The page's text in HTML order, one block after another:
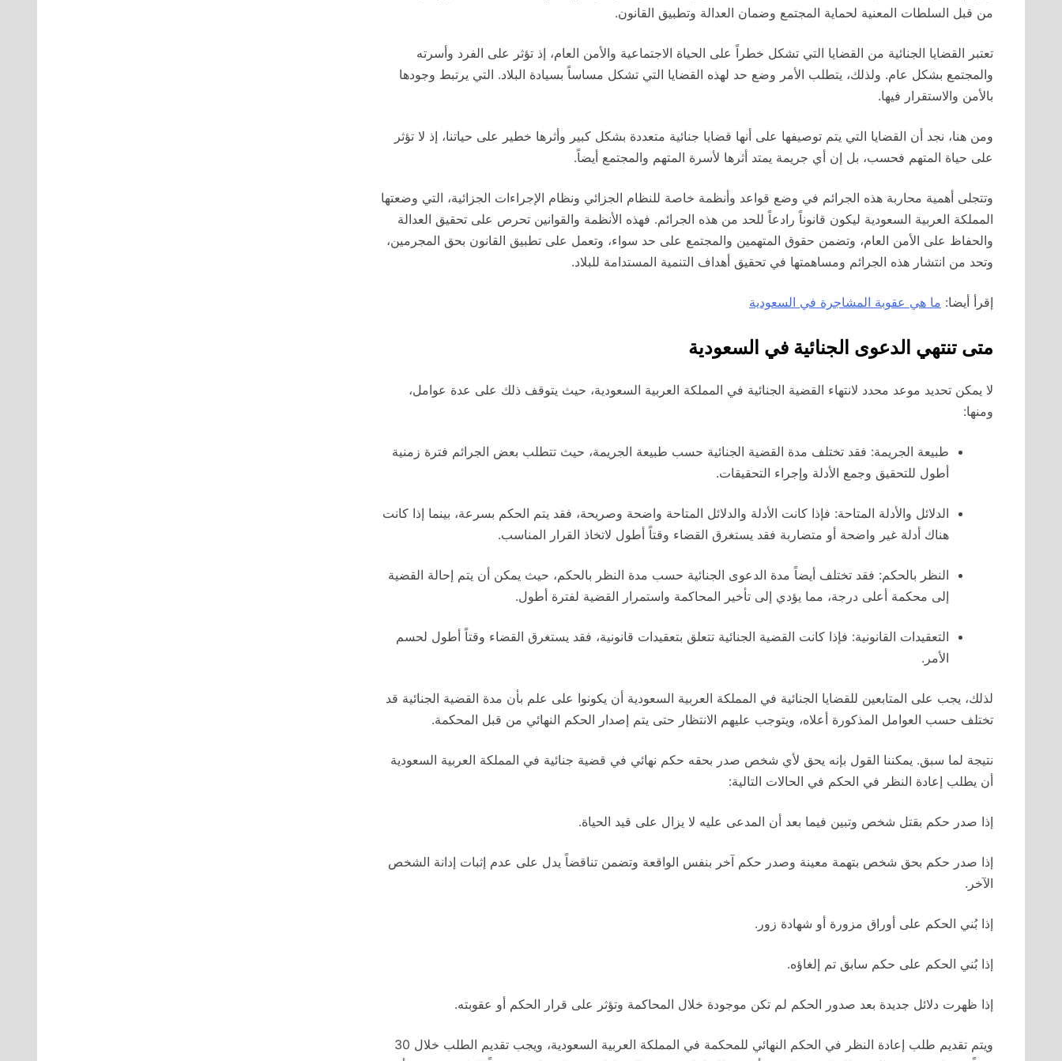
من قبل السلطات المعنية لحماية المجتمع وضمان العدالة وتطبيق القانون.
تعتبر القضايا الجنائية من القضايا التي تشكل خطراً على الحياة الاجتماعية والأمن العام، إذ تؤثر على الفرد وأسرته
والمجتمع بشكل عام. ولذلك، يتطلب الأمر وضع حد لهذه القضايا التي تشكل مساساً بسيادة البلاد. التي يرتبط وجودها
بالأمن والاستقرار فيها.
ومن هنا، نجد أن القضايا التي يتم توصيفها على أنها قضايا جنائية متعددة بشكل كبير وأثرها خطير على حياتنا، إذ لا تؤثر
على حياة المتهم فحسب، بل إن أي جريمة يمتد أثرها لأسرة المتهم والمجتمع أيضاً.
وتتجلى أهمية محاربة هذه الجرائم في وضع قواعد وأنظمة خاصة للنظام الجزائي ونظام الإجراءات الجزائية، التي وضعتها
المملكة العربية السعودية ليكون قانوناً رادعاً للحد من هذه الجرائم. فهذه الأنظمة والقوانين تحرص على تحقيق العدالة
والحفاظ على الأمن العام، وتضمن حقوق المتهمين والمجتمع على حد سواء، وتعمل على تطبيق القانون بحق المجرمين،
وتحد من انتشار هذه الجرائم ومساهمتها في تحقيق أهداف التنمية المستدامة للبلاد.
إقرأ أيضا: ما هي عقوبة المشاجرة في السعودية
متى تنتهي الدعوى الجنائية في السعودية
لا يمكن تحديد موعد محدد لانتهاء القضية الجنائية في المملكة العربية السعودية، حيث يتوقف ذلك على عدة عوامل،
ومنها:
طبيعة الجريمة: فقد تختلف مدة القضية الجنائية حسب طبيعة الجريمة، حيث تتطلب بعض الجرائم فترة زمنية
أطول للتحقيق وجمع الأدلة وإجراء التحقيقات.
الدلائل والأدلة المتاحة: فإذا كانت الأدلة والدلائل المتاحة واضحة وصريحة، فقد يتم الحكم بسرعة، بينما إذا كانت
هناك أدلة غير واضحة أو متضاربة فقد يستغرق القضاء وقتاً أطول لاتخاذ القرار المناسب.
النظر بالحكم: فقد تختلف أيضاً مدة الدعوى الجنائية حسب مدة النظر بالحكم، حيث يمكن أن يتم إحالة القضية
إلى محكمة أعلى درجة، مما يؤدي إلى تأخير المحاكمة واستمرار القضية لفترة أطول.
التعقيدات القانونية: فإذا كانت القضية الجنائية تتعلق بتعقيدات قانونية، فقد يستغرق القضاء وقتاً أطول لحسم
الأمر.
لذلك، يجب على المتابعين للقضايا الجنائية في المملكة العربية السعودية أن يكونوا على علم بأن مدة القضية الجنائية قد
تختلف حسب العوامل المذكورة أعلاه، ويتوجب عليهم الانتظار حتى يتم إصدار الحكم النهائي من قبل المحكمة.
نتيجة لما سبق. يمكننا القول بإنه يحق لأي شخص صدر بحقه حكم نهائي في قضية جنائية في المملكة العربية السعودية
أن يطلب إعادة النظر في الحكم في الحالات التالية:
إذا صدر حكم بقتل شخص وتبين فيما بعد أن المدعى عليه لا يزال على قيد الحياة.
إذا صدر حكم بحق شخص بتهمة معينة وصدر حكم آخر بنفس الواقعة وتضمن تناقضاً يدل على عدم إثبات إدانة الشخص
الآخر.
إذا بُني الحكم على أوراق مزورة أو شهادة زور.
إذا بُني الحكم على حكم سابق تم إلغاؤه.
إذا ظهرت دلائل جديدة بعد صدور الحكم لم تكن موجودة خلال المحاكمة وتؤثر على قرار الحكم أو عقوبته.
ويتم تقديم طلب إعادة النظر في الحكم النهائي للمحكمة في المملكة العربية السعودية، ويجب تقديم الطلب خلال 30